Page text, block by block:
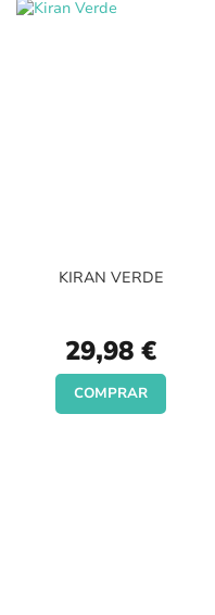
KIRAN VERDE
29,98 €
COMPRAR